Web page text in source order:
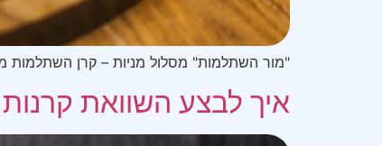
"מור השתלמות" מסלול מניות – קרן השתלמות
איך לבצע השוואת